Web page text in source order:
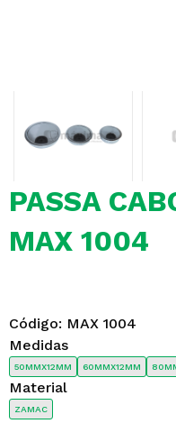
Previous
PASSA
MAX 1004
Código: MAX 1004
Medidas
50MMX12MM 60MMX12MM
Material
ZAMAC